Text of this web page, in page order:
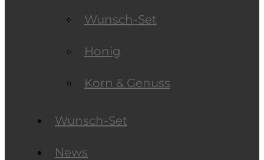
Wunsch-Set
Honig
Korn & Genuss
Wunsch-Set
News